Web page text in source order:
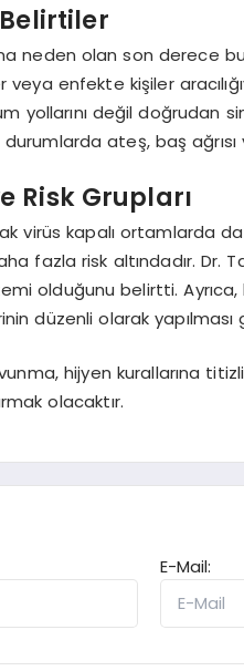
neden olan son derece
enfekte kişiler
yollarını değil doğrudan
ateş, baş ağrısı
Risk Grupları
kapalı ortamlarda daha
fazla risk altındadır. Dr.
olduğunu belirtti.
düzenli olarak yapılması
hijyen kurallarına
olacaktır.
E-Mail: